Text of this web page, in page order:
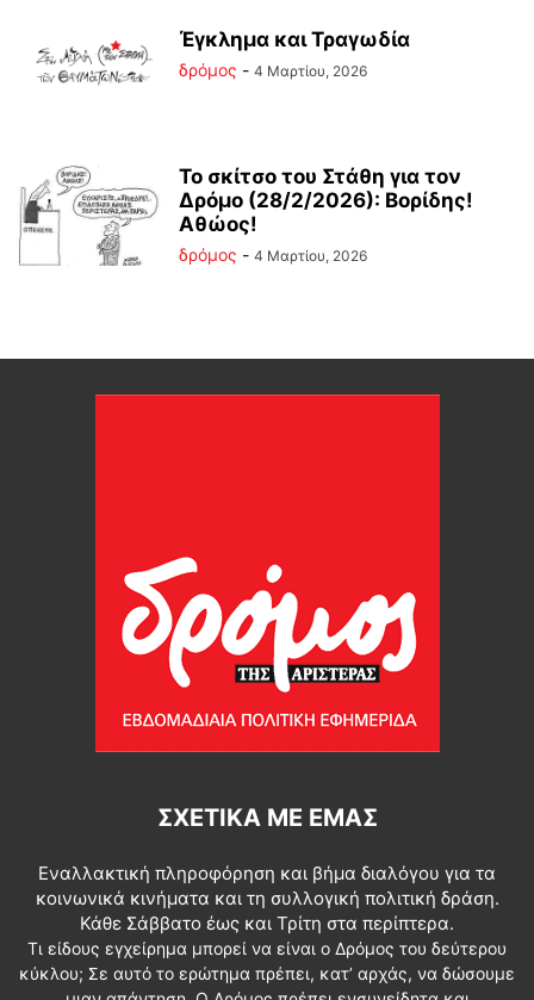
Έγκλημα και Τραγωδία
δρόμος - 4 Μαρτίου, 2026
Το σκίτσο του Στάθη για τον
Δρόμο (28/2/2026): Βορίδης!
Αθώος!
δρόμος - 4 Μαρτίου, 2026
ΣΧΕΤΙΚΆ ΜΕ ΕΜΆΣ
Εναλλακτική πληροφόρηση και βήμα διαλόγου για τα
κοινωνικά κινήματα και τη συλλογική πολιτική δράση.
Κάθε Σάββατο έως και Τρίτη στα περίπτερα.
Τι είδους εγχείρημα μπορεί να είναι ο Δρόμος του δεύτερου
κύκλου; Σε αυτό το ερώτημα πρέπει, κατ’ αρχάς, να δώσουμε